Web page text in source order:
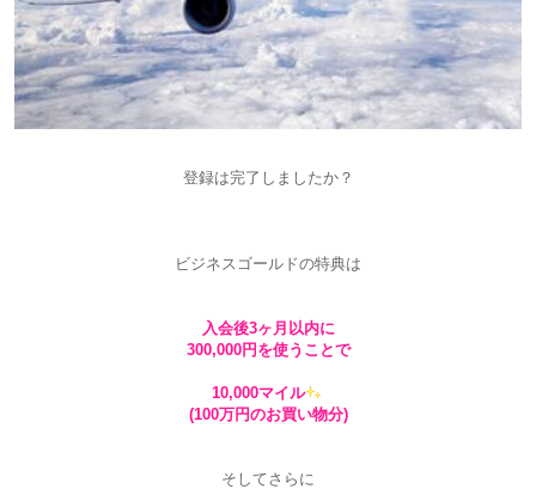
登録は完了しましたか？
ビジネスゴールドの特典は
入会後3ヶ月以内に
300,000円を使うことで
10,000マイル
(100万円のお買い物分)
そしてさらに